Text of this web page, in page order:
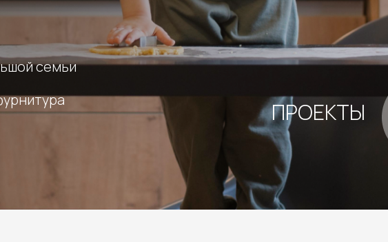
семьи
ПРОЕКТЫ